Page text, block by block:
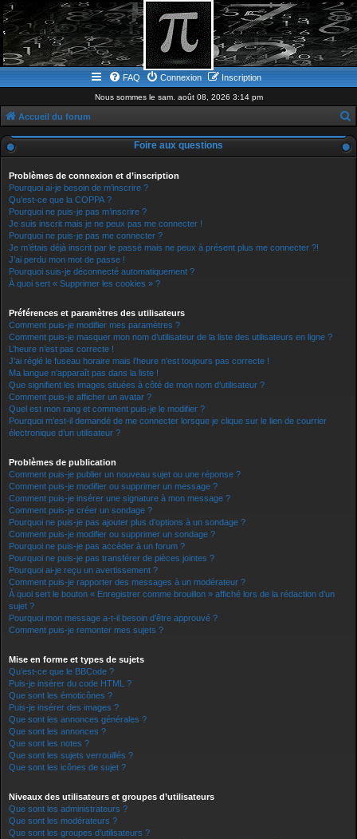
FAQ Connexion Inscription
Nous sommes le sam. août 08, 2026 3:14 pm
Accueil du forum
e
Foire aux questions
Problèmes de connexion et d’inscription
Pourquoi ai-je besoin de m’inscrire ?
Qu’est-ce que la COPPA ?
Pourquoi ne puis-je pas m’inscrire ?
Je suis inscrit mais je ne peux pas me connecter !
Pourquoi ne puis-je pas me connecter ?
Je m’étais déjà inscrit par le passé mais ne peux à présent plus me connecter ?!
J’ai perdu mon mot de passe !
Pourquoi suis-je déconnecté automatiquement ?
À quoi sert « Supprimer les cookies » ?
Préférences et paramètres des utilisateurs
Comment puis-je modifier mes paramètres ?
Comment puis-je masquer mon nom d’utilisateur de la liste des utilisateurs en ligne ?
L’heure n’est pas correcte !
J’ai réglé le fuseau horaire mais l’heure n’est toujours pas correcte !
Ma langue n’apparaît pas dans la liste !
Que signifient les images situées à côté de mon nom d’utilisateur ?
Comment puis-je afficher un avatar ?
Quel est mon rang et comment puis-je le modifier ?
Pourquoi m’est-il demandé de me connecter lorsque je clique sur le lien de courrier
électronique d’un utilisateur ?
Problèmes de publication
Comment puis-je publier un nouveau sujet ou une réponse ?
Comment puis-je modifier ou supprimer un message ?
Comment puis-je insérer une signature à mon message ?
Comment puis-je créer un sondage ?
Pourquoi ne puis-je pas ajouter plus d’options à un sondage ?
Comment puis-je modifier ou supprimer un sondage ?
Pourquoi ne puis-je pas accéder à un forum ?
Pourquoi ne puis-je pas transférer de pièces jointes ?
Pourquoi ai-je reçu un avertissement ?
Comment puis-je rapporter des messages à un modérateur ?
À quoi sert le bouton « Enregistrer comme brouillon » affiché lors de la rédaction d’un
sujet ?
Pourquoi mon message a-t-il besoin d’être approuvé ?
Comment puis-je remonter mes sujets ?
Mise en forme et types de sujets
Qu’est-ce que le BBCode ?
Puis-je insérer du code HTML ?
Que sont les émoticônes ?
Puis-je insérer des images ?
Que sont les annonces générales ?
Que sont les annonces ?
Que sont les notes ?
Que sont les sujets verrouillés ?
Que sont les icônes de sujet ?
Niveaux des utilisateurs et groupes d’utilisateurs
Que sont les administrateurs ?
Que sont les modérateurs ?
Que sont les groupes d’utilisateurs ?